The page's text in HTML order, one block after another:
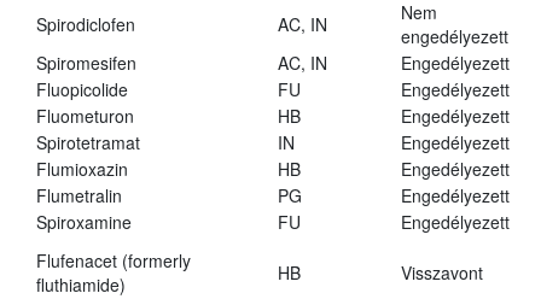
Spirodiclofen
AC, IN
Nem
engedélyezett
Spiromesifen
AC, IN
Engedélyezett
Fluopicolide
FU
Engedélyezett
Fluometuron
HB
Engedélyezett
Spirotetramat
IN
Engedélyezett
Flumioxazin
HB
Engedélyezett
Flumetralin
PG
Engedélyezett
Spiroxamine
FU
Engedélyezett
Flufenacet (formerly
fluthiamide)
HB Visszavont